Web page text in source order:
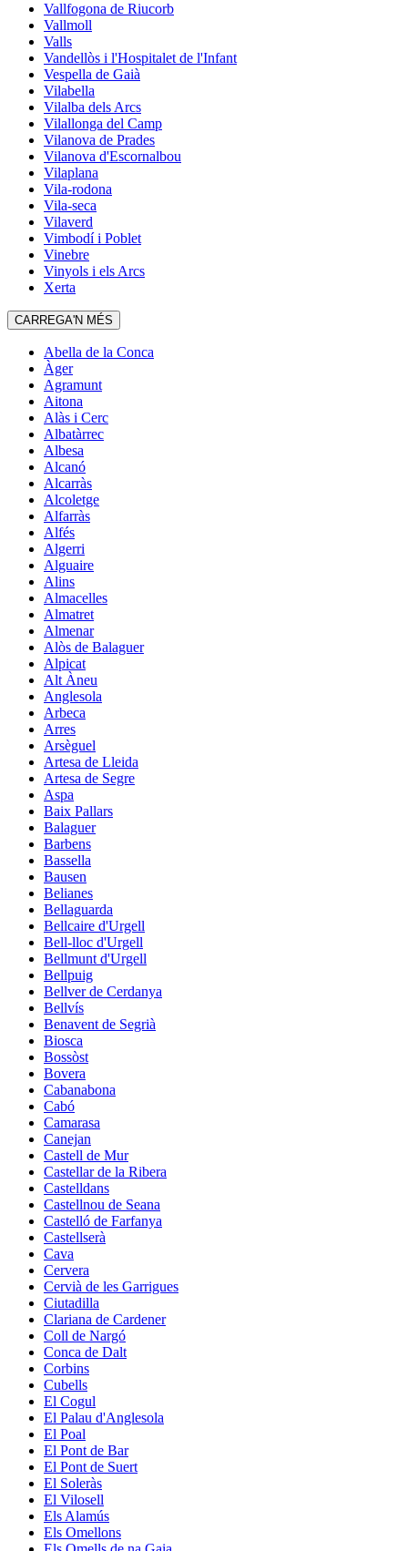
Vallfogona de Riucorb
Vallmoll
Valls
Vandellòs i l'Hospitalet de l'Infant
Vespella de Gaià
Vilabella
Vilalba dels Arcs
Vilallonga del Camp
Vilanova de Prades
Vilanova d'Escornalbou
Vilaplana
Vila-rodona
Vila-seca
Vilaverd
Vimbodí i Poblet
Vinebre
Vinyols i els Arcs
Xerta
CARREGA'N MÉS
Abella de la Conca
Àger
Agramunt
Aitona
Alàs i Cerc
Albatàrrec
Albesa
Alcanó
Alcarràs
Alcoletge
Alfarràs
Alfés
Algerri
Alguaire
Alins
Almacelles
Almatret
Almenar
Alòs de Balaguer
Alpicat
Alt Àneu
Anglesola
Arbeca
Arres
Arsèguel
Artesa de Lleida
Artesa de Segre
Aspa
Baix Pallars
Balaguer
Barbens
Bassella
Bausen
Belianes
Bellaguarda
Bellcaire d'Urgell
Bell-lloc d'Urgell
Bellmunt d'Urgell
Bellpuig
Bellver de Cerdanya
Bellvís
Benavent de Segrià
Biosca
Bossòst
Bovera
Cabanabona
Cabó
Camarasa
Canejan
Castell de Mur
Castellar de la Ribera
Castelldans
Castellnou de Seana
Castelló de Farfanya
Castellserà
Cava
Cervera
Cervià de les Garrigues
Ciutadilla
Clariana de Cardener
Coll de Nargó
Conca de Dalt
Corbins
Cubells
El Cogul
El Palau d'Anglesola
El Poal
El Pont de Bar
El Pont de Suert
El Soleràs
El Vilosell
Els Alamús
Els Omellons